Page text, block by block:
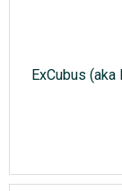
ExCubus